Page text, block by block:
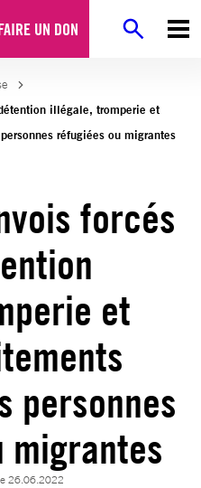
UN DON
illégale, tromperie et
réfugiées ou migrantes
forcés
et
personnes
migrantes
26.06.2022